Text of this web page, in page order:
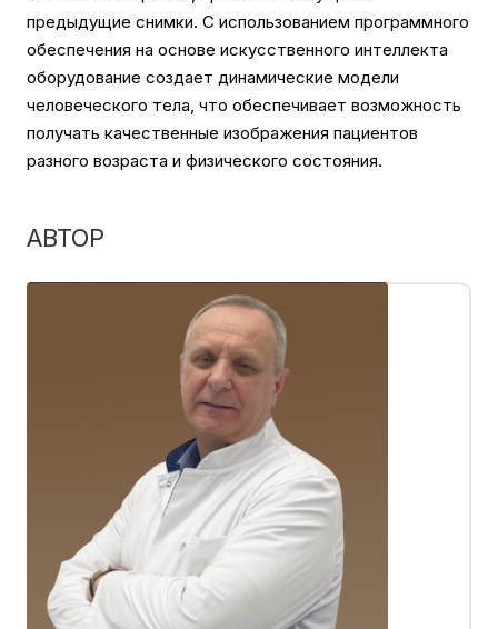
предыдущие снимки. С использованием программного
обеспечения на основе искусственного интеллекта
оборудование создает динамические модели
человеческого тела, что обеспечивает возможность
получать качественные изображения пациентов
разного возраста и физического состояния.
АВТОР